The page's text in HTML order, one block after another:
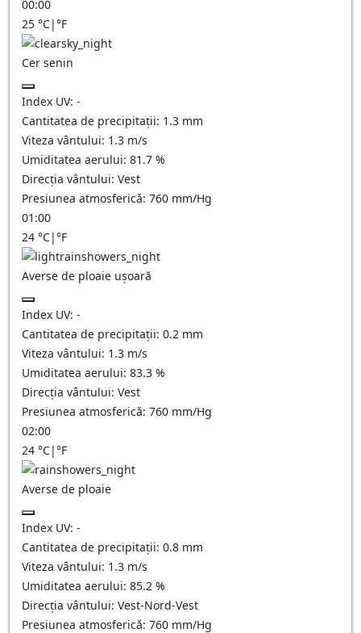
00:00
25 °C|°F
Cer senin
Index UV: -
Cantitatea de precipitații: 1.3 mm
Viteza vântului: 1.3 m/s
Umiditatea aerului: 81.7 %
Direcția vântului: Vest
Presiunea atmosferică: 760 mm/Hg
01:00
24 °C|°F
Averse de ploaie ușoară
Index UV: -
Cantitatea de precipitații: 0.2 mm
Viteza vântului: 1.3 m/s
Umiditatea aerului: 83.3 %
Direcția vântului: Vest
Presiunea atmosferică: 760 mm/Hg
02:00
24 °C|°F
Averse de ploaie
Index UV: -
Cantitatea de precipitații: 0.8 mm
Viteza vântului: 1.3 m/s
Umiditatea aerului: 85.2 %
Direcția vântului: Vest-Nord-Vest
Presiunea atmosferică: 760 mm/Hg